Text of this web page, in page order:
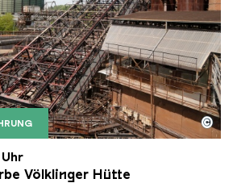
der Völklinger Hütte mit
Völklinger Hütte | Karl
©
Völklinger Hütte